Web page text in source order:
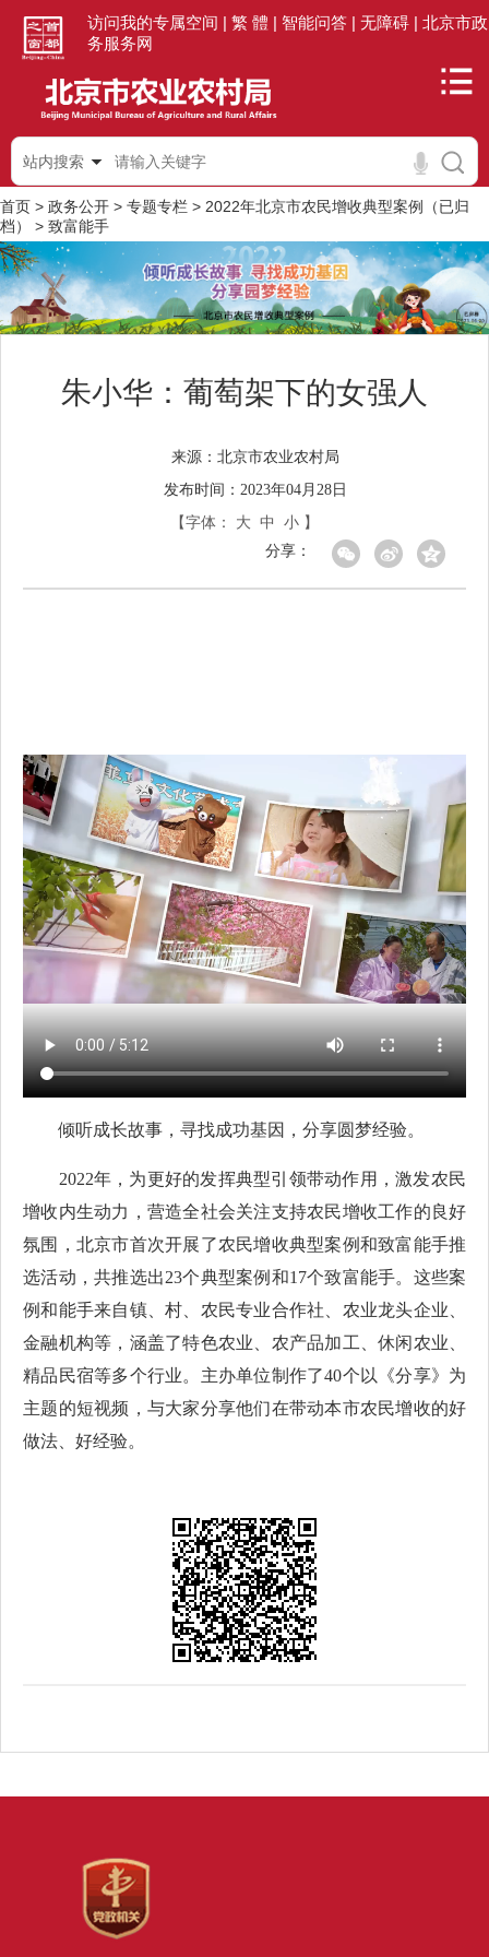
访问我的专属空间 | 繁 體 | 智能问答 | 无障碍 | 北京市政
务服务网
站内搜索
首页 > 政务公开 > 专题专栏 > 2022年北京市农民增收典型案例（已归
档）
> 致富能手
朱小华：葡萄架下的女强人
来源： 北京市农业农村局
发布时间：2023年04月28日
【字体：
大 中 小 】
分享：
倾听成长故事，寻找成功基因，分享圆梦经验。
2022年，为更好的发挥典型引领带动作用，激发农民
增收内生动力，营造全社会关注支持农民增收工作的良好
氛围，北京市首次开展了农民增收典型案例和致富能手推
选活动，共推选出23个典型案例和17个致富能手。这些案
例和能手来自镇、村、农民专业合作社、农业龙头企业、
金融机构等，涵盖了特色农业、农产品加工、休闲农业、
精品民宿等多个行业。主办单位制作了40个以《分享》为
主题的短视频，与大家分享他们在带动本市农民增收的好
做法、好经验。